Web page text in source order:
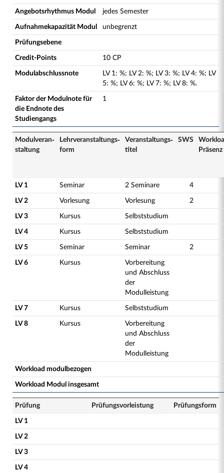
Angebotsrhythmus Modul jedes Semester
Aufnahmekapazität Modul unbegrenzt
Prüfungsebene
Credit-Points 10 CP
Modulabschlussnote LV 1: %; LV 2: %; LV 3: %; LV 4: %; LV
5: %; LV 6: %; LV 7: %; LV 8: %.
Faktor der Modulnote für
die Endnote des
Studiengangs
1
Modulveran­
staltung
Lehrveranstaltungs­
form
Veranstaltungs­
titel
SWS
Präsenz
LV 1 Seminar 2 Seminare 4
LV 2 Vorlesung Vorlesung 2
LV 3 Kursus Selbststudium
LV 4 Kursus Selbststudium
LV 5 Seminar Seminar 2
LV 6 Kursus
Vorbereitung
und Abschluss
der
Modulleistung
LV 7 Kursus Selbststudium
LV 8 Kursus
Vorbereitung
und Abschluss
der
Modulleistung
Workload modulbezogen
Workload Modul insgesamt
Prüfung Prüfungsvorleistung Prüfungsform
LV 1
LV 2
LV 3
LV 4